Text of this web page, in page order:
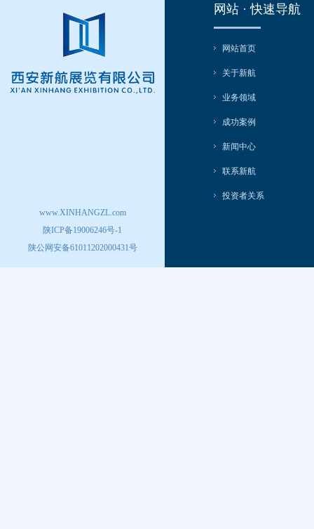
www.XINHANGZL.com
陕ICP备19006246号-1
陕公网安备61011202000431号
网站 · 快速导航
网站首页
关于新航
业务领域
成功案例
新闻中心
联系新航
投资者关系